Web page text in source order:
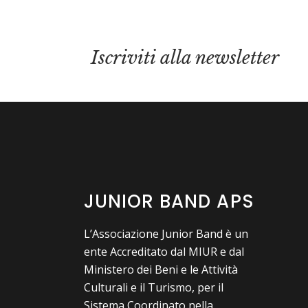
Iscriviti alla newsletter
JUNIOR BAND APS
L’Associazione Junior Band è un
ente Accreditato dal MIUR e dal
Ministero dei Beni e le Attività
Culturali e il Turismo, per il